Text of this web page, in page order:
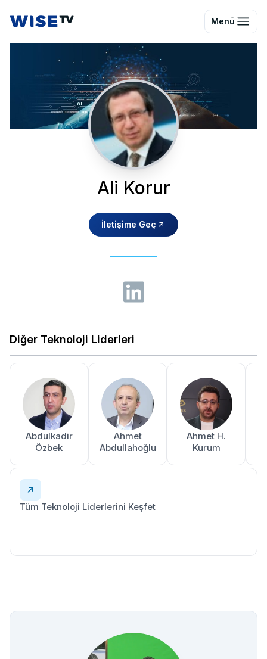
Wise TV Menü
Ali Korur
İletişime Geç
Diğer Teknoloji Liderleri
Abdulkadir
Özbek
Ahmet
Abdullahoğlu
Ahmet H.
Kurum
Tüm Teknoloji Liderlerini Keşfet